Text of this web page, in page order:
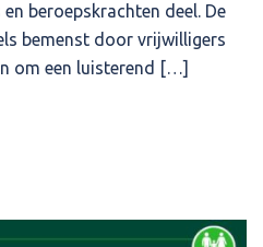
beroepskrachten deel. De
bemenst door vrijwilligers
om een luisterend […]